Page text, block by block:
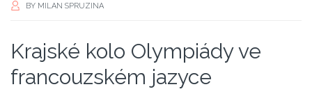
BY MILAN SPRUZINA
Krajské kolo Olympiády ve
francouzském jazyce